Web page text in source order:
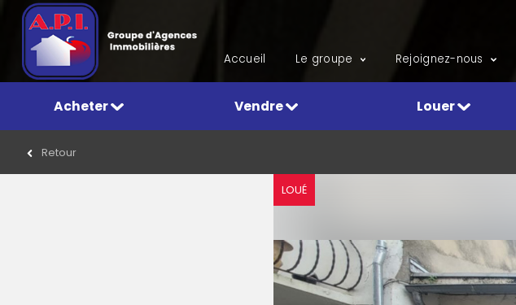
Accueil Le groupe Rejoignez-nous
Acheter Vendre Louer
Retour
LOUÉ